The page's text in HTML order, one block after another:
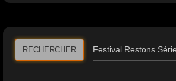
RECHERCHER